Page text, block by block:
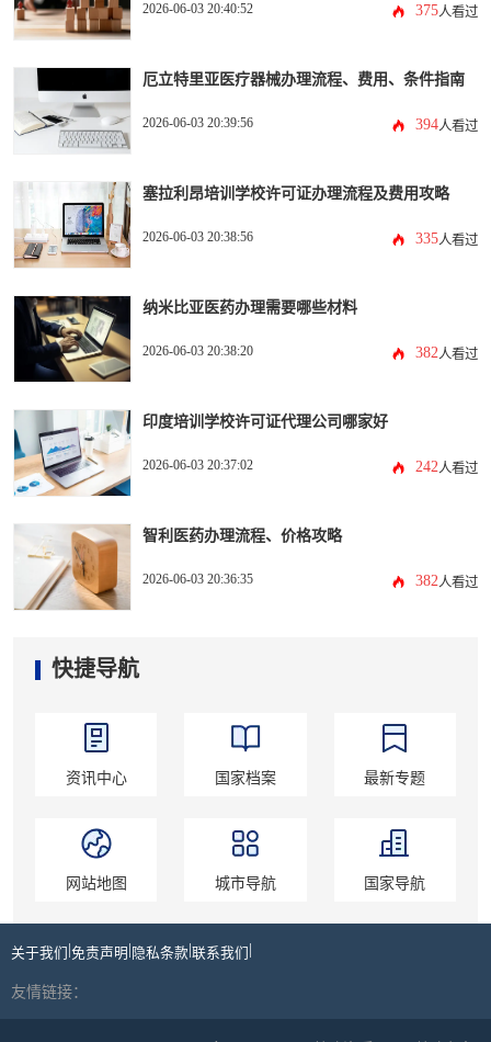
2026-06-03 20:40:52 375人看过
厄立特里亚医疗器械办理流程、费用、条件指南
2026-06-03 20:39:56 394人看过
塞拉利昂培训学校许可证办理流程及费用攻略
2026-06-03 20:38:56 335人看过
纳米比亚医药办理需要哪些材料
2026-06-03 20:38:20 382人看过
印度培训学校许可证代理公司哪家好
2026-06-03 20:37:02 242人看过
智利医药办理流程、价格攻略
2026-06-03 20:36:35 382人看过
快捷导航
资讯中心 国家档案 最新专题
网站地图 城市导航 国家导航
关于我们 免责声明 隐私条款 联系我们
友情链接：